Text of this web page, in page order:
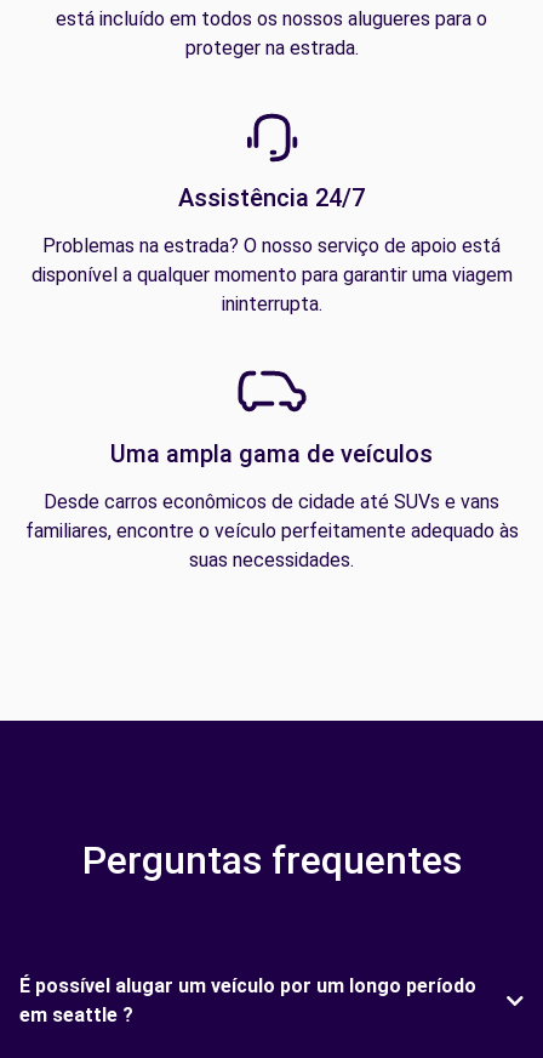
está incluído em todos os nossos alugueres para o
proteger na estrada.
Assistência 24/7
Problemas na estrada? O nosso serviço de apoio está
disponível a qualquer momento para garantir uma viagem
ininterrupta.
Uma ampla gama de veículos
Desde carros econômicos de cidade até SUVs e vans
familiares, encontre o veículo perfeitamente adequado às
suas necessidades.
Perguntas frequentes
É possível alugar um veículo por um longo período
em seattle ?